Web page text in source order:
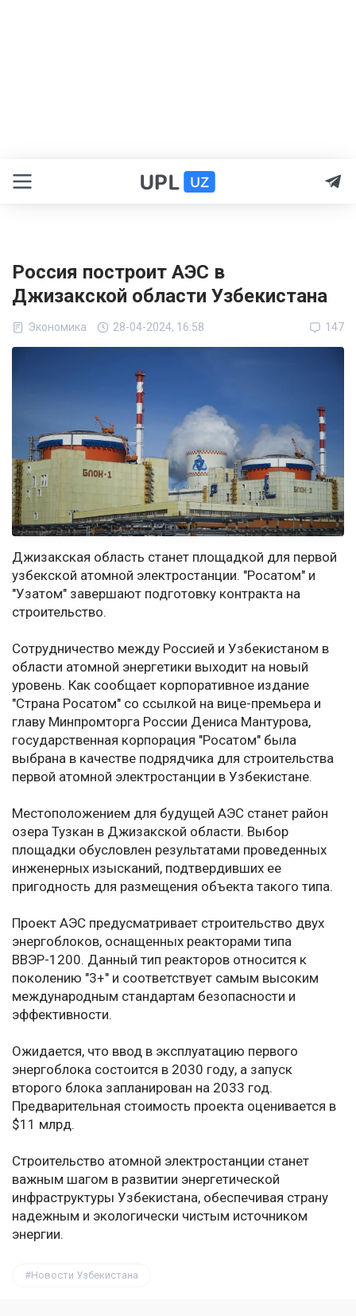
Россия построит АЭС в
Джизакской области Узбекистана
Экономика 28-04-2024, 16:58 147
Джизакская область станет площадкой для первой
узбекской атомной электростанции. "Росатом" и
"Узатом" завершают подготовку контракта на
строительство.
Сотрудничество между Россией и Узбекистаном в
области атомной энергетики выходит на новый
уровень. Как сообщает корпоративное издание
"Страна Росатом" со ссылкой на вице-премьера и
главу Минпромторга России Дениса Мантурова,
государственная корпорация "Росатом" была
выбрана в качестве подрядчика для строительства
первой атомной электростанции в Узбекистане.
Местоположением для будущей АЭС станет район
озера Тузкан в Джизакской области. Выбор
площадки обусловлен результатами проведенных
инженерных изысканий, подтвердивших ее
пригодность для размещения объекта такого типа.
Проект АЭС предусматривает строительство двух
энергоблоков, оснащенных реакторами типа
ВВЭР-1200. Данный тип реакторов относится к
поколению "3+" и соответствует самым высоким
международным стандартам безопасности и
эффективности.
Ожидается, что ввод в эксплуатацию первого
энергоблока состоится в 2030 году, а запуск
второго блока запланирован на 2033 год.
Предварительная стоимость проекта оценивается в
$11 млрд.
Строительство атомной электростанции станет
важным шагом в развитии энергетической
инфраструктуры Узбекистана, обеспечивая страну
надежным и экологически чистым источником
энергии.
Новости Узбекистана